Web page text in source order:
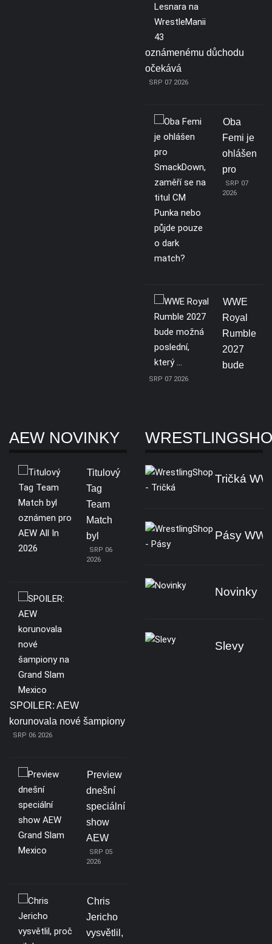
oznámenému důchodu
očekává
SRP 07 2026
Oba
Femi je
ohlášen
pro
SRP 07
2026
WWE
Royal
Rumble
2027
bude
SRP 07 2026
AEW NOVINKY
Titulový
Tag
Team
Match
byl
SRP 06
2026
SPOILER: AEW
korunovala nové šampiony
SRP 06 2026
Preview
dnešní
speciální
show
AEW
SRP 05
2026
Chris
Jericho
vysvětlil,
Tričká
Pásy
Novinky
Slevy